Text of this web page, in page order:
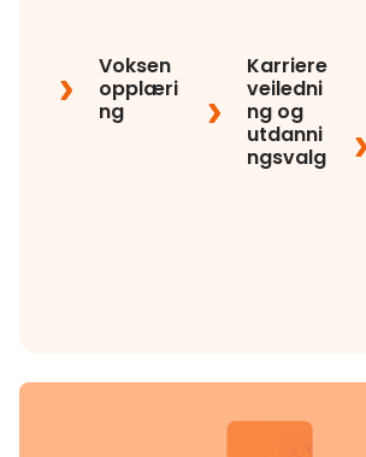
Voksen
opplæri
ng
Karriere
veiledni
ng og
utdanni
ngsvalg